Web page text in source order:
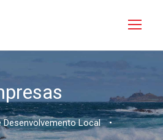
Desenvolvemento Local •